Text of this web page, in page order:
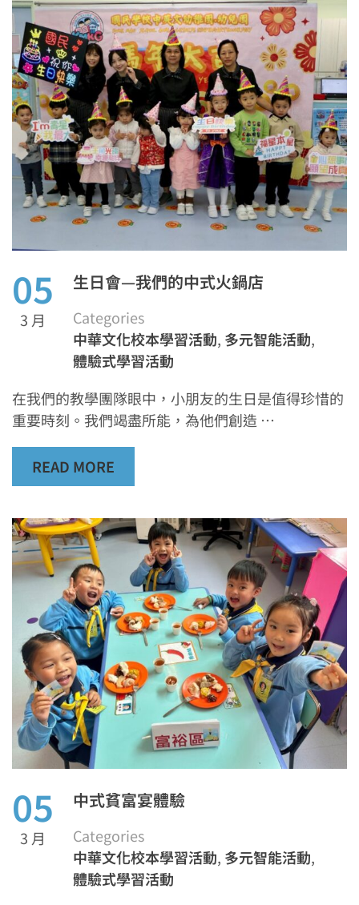
05
3 月
生日會—我們的中式火鍋店
Categories
中華文化校本學習活動, 多元智能活動,
體驗式學習活動
在我們的教學團隊眼中，小朋友的生日是值得珍惜的
重要時刻。我們竭盡所能，為他們創造 …
READ MORE
05
3 月
中式貧富宴體驗
Categories
中華文化校本學習活動, 多元智能活動,
體驗式學習活動